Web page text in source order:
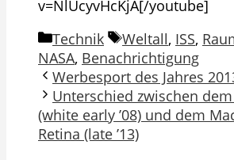
v=NlUcyvHcKjA[/youtube]
Kategorien
Technik Schlagwörter
Weltall, ISS,
NASA, Benachrichtigung
Werbesport des Jahres
Unterschied zwischen
(white early ’08) und dem
Retina (late ’13)